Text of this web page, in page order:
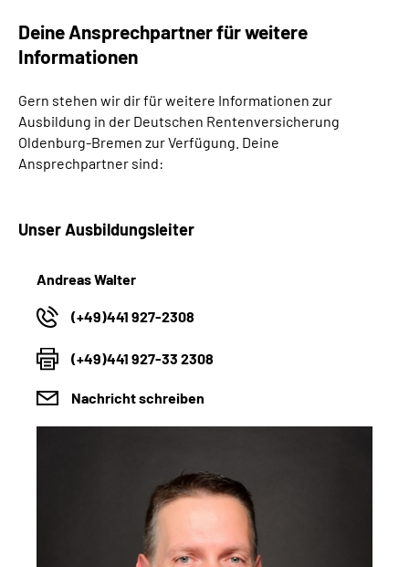
Deine Ansprechpartner für weitere
Informationen
Gern stehen wir dir für weitere Informationen zur
Ausbildung in der Deutschen Rentenversicherung
Oldenburg-Bremen zur Verfügung. Deine
Ansprechpartner sind:
Unser Ausbildungsleiter
Andreas Walter
(+49)441 927-2308
(+49)441 927-33 2308
Nachricht schreiben